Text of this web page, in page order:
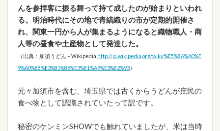
んを参拝客に振る舞って持て成したのが始まりといわれ
る。明治時代にその地で青縞織りの市が定期的開催さ
れ、関東一円から人が集まるようになると織物職人・商
人等の昼食や土産物として発達した。
（出典：加須うどん – Wikipedia http://ja.wikipedia.org/wiki/%E5%8A%A0%E
9%A0%88%E3%81%86%E3%81%A9%E3%82%93）
元々加須市を含む、埼玉県では古くからうどんが庶民の
食べ物として認識されていたって訳です。
秘密のケンミンSHOWでも触れていましたが、米は当時